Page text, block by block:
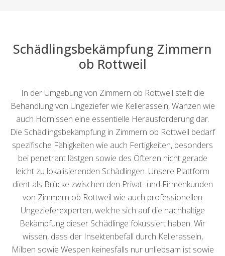
Schädlingsbekämpfung Zimmern
ob Rottweil
In der Umgebung von Zimmern ob Rottweil stellt die
Behandlung von Ungeziefer wie Kellerasseln, Wanzen wie
auch Hornissen eine essentielle Herausforderung dar.
Die Schädlingsbekämpfung in Zimmern ob Rottweil bedarf
spezifische Fähigkeiten wie auch Fertigkeiten, besonders
bei penetrant lästgen sowie des Öfteren nicht gerade
leicht zu lokalisierenden Schädlingen. Unsere Plattform
dient als Brücke zwischen den Privat- und Firmenkunden
von Zimmern ob Rottweil wie auch professionellen
Ungezieferexperten, welche sich auf die nachhaltige
Bekämpfung dieser Schädlinge fokussiert haben. Wir
wissen, dass der Insektenbefall durch Kellerasseln,
Milben sowie Wespen keinesfalls nur unliebsam ist sowie